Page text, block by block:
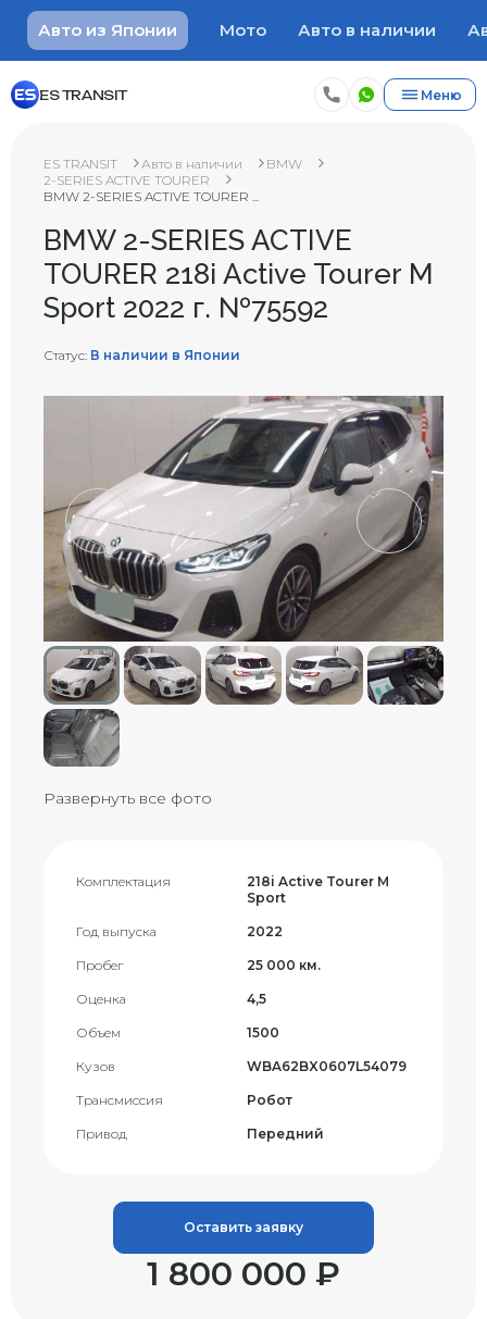
Авто из Японии Мото Авто в наличии
ES TRANSIT Меню
ES TRANSIT Авто в наличии
BMW
2-SERIES ACTIVE TOURER
BMW 2-SERIES ACTIVE TOURER ...
BMW 2-SERIES ACTIVE
TOURER 218i Active Tourer M
Sport 2022 г. №75592
Статус: В наличии в Японии
Развернуть все фото
Комплектация
218i Active Tourer M
Sport
Год выпуска 2022
Пробег 25 000 км.
Оценка 4,5
Объем 1500
Кузов WBA62BX0607L54079
Трансмиссия Робот
Привод Передний
Оставить заявку
1 800 000 ₽